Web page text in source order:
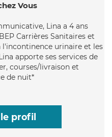
Vous
Lina a 4 ans
Carrières Sanitaires et
l'incontinence urinaire et les
apporte ses services de
courses/livraison et
de nuit*
profil